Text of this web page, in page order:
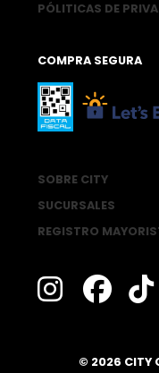
PÓLITICAS DE
COMPRA SEGURA
SOBRE CITY
SUCURSALES
REGISTRO
© 2026 CITY